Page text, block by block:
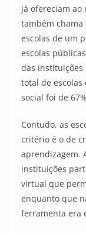
já ofereciam ao
também chama
escolas de um
escolas
das instituições
total de
social foi de
Contudo, as
critério é o de
aprendizagem.
instituições
virtual que
enquanto que
ferramenta era